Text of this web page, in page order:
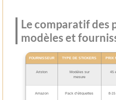
Le comparatif des
modèles et
FOURNISSEUR TYPE DE STICKERS PRIX
Ariston
Modèles sur
mesure
45
Amazon Pack d’étiquettes 8-15